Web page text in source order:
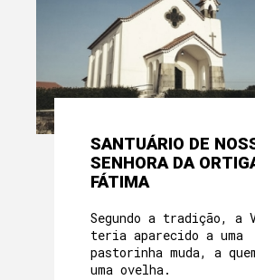
SANTUÁRIO DE
SENHORA DA
FÁTIMA
Segundo a tradição, a
teria aparecido a uma
pastorinha muda, a
uma ovelha.